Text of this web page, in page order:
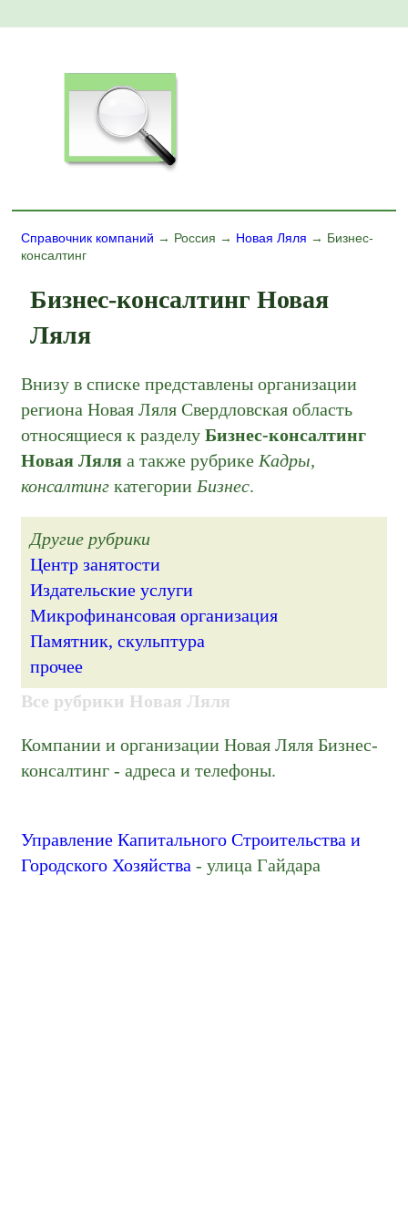
Справочник компаний → Россия → Новая Ляля → Бизнес-
консалтинг
Бизнес-консалтинг Новая
Ляля
Внизу в списке представлены организации
региона Новая Ляля Свердловская область
относящиеся к разделуБизнес-консалтинг
Новая Ляля а также рубрике Кадры,
консалтинг категории Бизнес.
Другие рубрики
Центр занятости
Издательские услуги
Микрофинансовая организация
Памятник, скульптура
прочее
Все рубрики Новая Ляля
Компании и организации Новая Ляля Бизнес-
консалтинг - адреса и телефоны.
Управление Капитального Строительства и
Городского Хозяйства - улица Гайдара